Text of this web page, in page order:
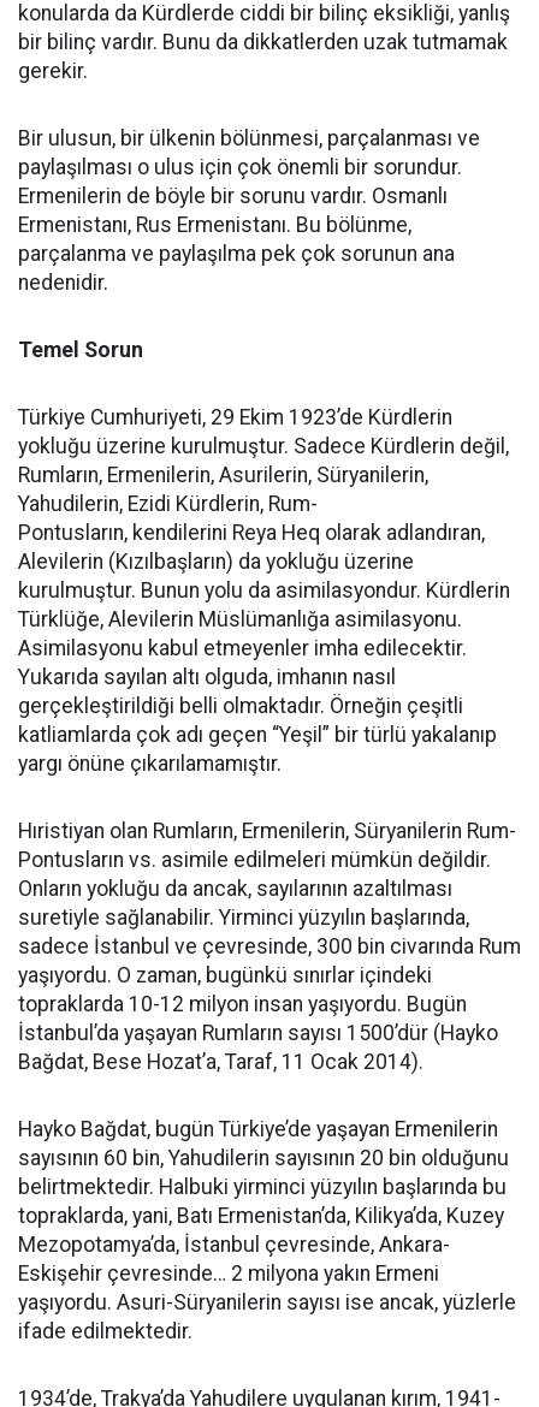
konularda da Kürdlerde ciddi bir bilinç eksikliği, yanlış
bir bilinç vardır. Bunu da dikkatlerden uzak tutmamak
gerekir.
Bir ulusun, bir ülkenin bölünmesi, parçalanması ve
paylaşılması o ulus için çok önemli bir sorundur.
Ermenilerin de böyle bir sorunu vardır. Osmanlı
Ermenistanı, Rus Ermenistanı. Bu bölünme,
parçalanma ve paylaşılma pek çok sorunun ana
nedenidir.
Temel Sorun
Türkiye Cumhuriyeti, 29 Ekim 1923’de Kürdlerin
yokluğu üzerine kurulmuştur. Sadece Kürdlerin değil,
Rumların, Ermenilerin, Asurilerin, Süryanilerin,
Yahudilerin, Ezidi Kürdlerin, Rum-
Pontusların, kendilerini Reya Heq olarak adlandıran,
Alevilerin (Kızılbaşların) da yokluğu üzerine
kurulmuştur. Bunun yolu da asimilasyondur. Kürdlerin
Türklüğe, Alevilerin Müslümanlığa asimilasyonu.
Asimilasyonu kabul etmeyenler imha edilecektir.
Yukarıda sayılan altı olguda, imhanın nasıl
gerçekleştirildiği belli olmaktadır. Örneğin çeşitli
katliamlarda çok adı geçen “Yeşil” bir türlü yakalanıp
yargı önüne çıkarılamamıştır.
Hıristiyan olan Rumların, Ermenilerin, Süryanilerin Rum-
Pontusların vs. asimile edilmeleri mümkün değildir.
Onların yokluğu da ancak, sayılarının azaltılması
suretiyle sağlanabilir. Yirminci yüzyılın başlarında,
sadece İstanbul ve çevresinde, 300 bin civarında Rum
yaşıyordu. O zaman, bugünkü sınırlar içindeki
topraklarda 10-12 milyon insan yaşıyordu. Bugün
İstanbul’da yaşayan Rumların sayısı 1500’dür (Hayko
Bağdat, Bese Hozat’a, Taraf, 11 Ocak 2014).
Hayko Bağdat, bugün Türkiye’de yaşayan Ermenilerin
sayısının 60 bin, Yahudilerin sayısının 20 bin olduğunu
belirtmektedir. Halbuki yirminci yüzyılın başlarında bu
topraklarda, yani, Batı Ermenistan’da, Kilikya’da, Kuzey
Mezopotamya’da, İstanbul çevresinde, Ankara-
Eskişehir çevresinde… 2 milyona yakın Ermeni
yaşıyordu. Asuri-Süryanilerin sayısı ise ancak, yüzlerle
ifade edilmektedir.
1934’de, Trakya’da Yahudilere uygulanan kırım, 1941-